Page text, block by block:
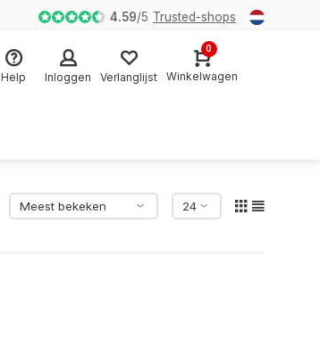
4.59/5 Trusted-shops
Help Inloggen Verlanglijst
0
Winkelwagen